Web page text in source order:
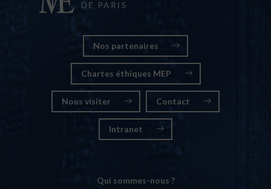
Nos partenaires
Chartes éthiques MEP
Nous visiter Contact
Intranet
Qui sommes-nous ?